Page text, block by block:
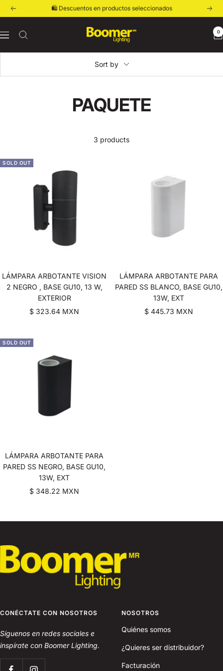
Skip
to
content
Previous
🛍️ Descuentos en productos seleccionados
Next
Navigation
Boomer
0
Sort by
PAQUETE
3 products
SOLD OUT
LÁMPARA ARBOTANTE VISION
2 NEGRO , BASE GU10, 13 W,
EXTERIOR
Sale
$ 323.64 MXN
LÁMPARA ARBOTANTE PARA
PARED SS BLANCO, BASE GU10,
13W, EXT
Sale
$ 445.73 MXN
SOLD OUT
LÁMPARA ARBOTANTE PARA
PARED SS NEGRO, BASE GU10,
13W, EXT
Sale
$ 348.22 MXN
CONÉCTATE CON NOSOTROS
Síguenos en redes sociales e
inspírate con Boomer Lighting.
NOSOTROS
Quiénes somos
¿Quieres ser distribuidor?
Facturación